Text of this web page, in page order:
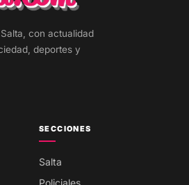
con actualidad
deportes y
SECCIONES
Salta
Policiales